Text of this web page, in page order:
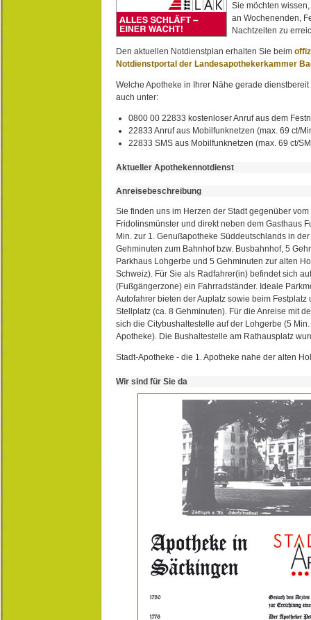
Sie möchten
an Wochenenden,
Nachtzeiten zu
Den aktuellen Notdienstplan erhalten Sie beim
Notdienstportal der Landesapothekerkammer
Welche Apotheke in Ihrer Nähe gerade
auch unter:
0800 00 22833 kostenloser Anruf aus dem
22833 Anruf aus Mobilfunknetzen (max. 69 ct/
22833 SMS aus Mobilfunknetzen (max. 69 ct/
Aktueller Apothekennotdienst
Anreisebeschreibung
Sie finden uns im Herzen der Stadt gegenüber
Fridolinsmünster und direkt neben dem Gasthaus
Min. zur 1. Genußapotheke Süddeutschlands in
Gehminuten zum Bahnhof bzw. Busbahnhof, 5
Parkhaus Lohgerbe und 5 Gehminuten zur alten
Schweiz). Für Sie als Radfahrer(in) befindet sich
(Fußgängerzone) ein Fahrradständer. Ideale
Autofahrer bieten der Auplatz sowie beim Festplatz
Stellplatz (ca. 8 Gehminuten). Für die Anreise mit
sich die Citybushaltestelle auf der Lohgerbe (5
Apotheke). Die Bushaltestelle am Rathausplatz
Stadt-Apotheke - die 1. Apotheke nahe der alten
Wir sind für Sie da